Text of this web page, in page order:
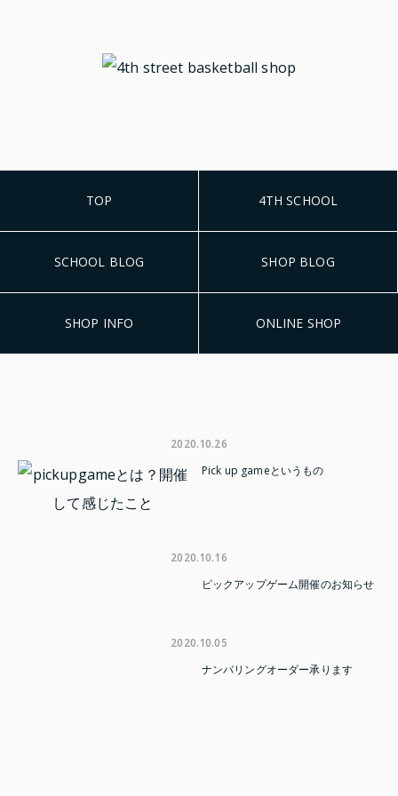
TOP 4TH SCHOOL
SCHOOL BLOG SHOP BLOG
SHOP INFO ONLINE SHOP
2020.10.26
Pick up gameというもの
2020.10.16
ピックアップゲーム開催のお知らせ
2020.10.05
ナンバリングオーダー承ります